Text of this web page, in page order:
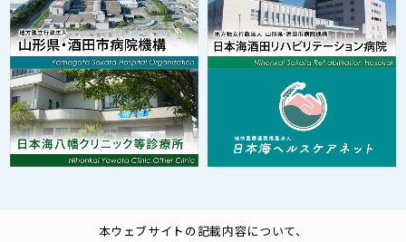
本ウェブサイトの記載内容について、